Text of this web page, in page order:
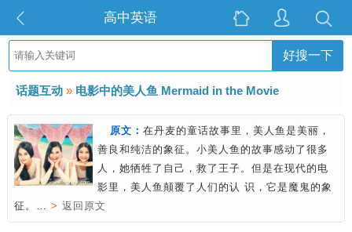
高中英语
好搜一下
话题互动 » 电影中的美人鱼 Mermaid in the Movie
原文： 在丹麦的童话故事里，美人鱼是美丽，
善良和纯洁的象征。小美人鱼的故事感动了很多
人，她牺牲了自己，救了王子。但是在现代的电
影里，美人鱼颠覆了人们的认 识，它是魔鬼的象
征。… > 返回原文